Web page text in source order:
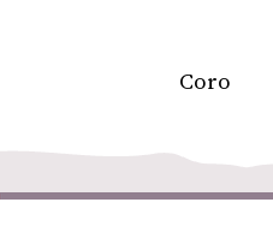
Coro